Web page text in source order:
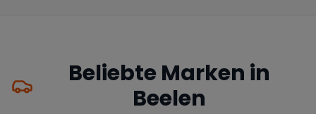
Beliebte Marken in
Beelen